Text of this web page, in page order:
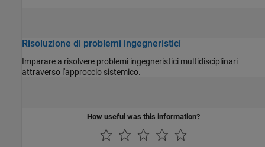
Risoluzione di problemi ingegneristici
Imparare a risolvere problemi ingegneristici multidisciplinari
attraverso l'approccio sistemico.
How useful was this information?